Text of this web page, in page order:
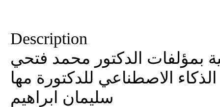
Description
بمؤلفات الدكتور محمد فتحي
الاصطناعي للدكتورة مها
سليمان ابراهيم